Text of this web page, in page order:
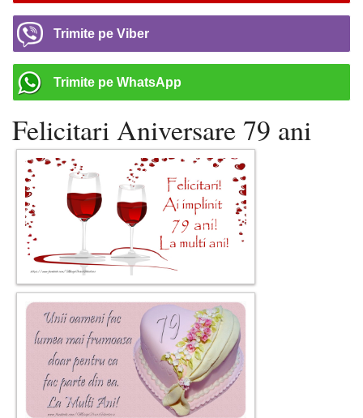
Trimite pe Viber
Trimite pe WhatsApp
Felicitari Aniversare 79 ani